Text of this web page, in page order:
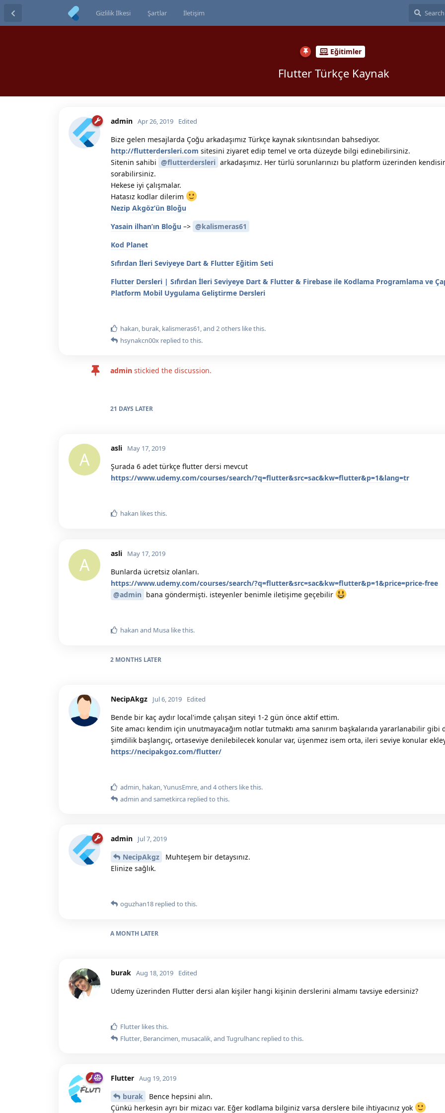
Gizlilik İlkesi Şartlar İletişim
Eğitimler
Flutter Türkçe Kaynak
admin Apr 26, 2019 Edited
Bize gelen mesajlarda Çoğu arkadaşımız Türkçe kaynak sıkıntısından bahsediyor.
http://flutterdersleri.com sitesini ziyaret edip temel ve orta düzeyde bilgi edinebilirsiniz.
Sitenin sahibi @flutterdersleri arkadaşımız. Her türlü sorunlarınızı bu platform üzerinden
sorabilirsiniz.
Hekese iyi çalışmalar.
Hatasız kodlar dilerim
Nezip Akgöz’ün Bloğu
Yasain ilhan’ın Bloğu –> @kalismeras61
Kod Planet
Sıfırdan İleri Seviyeye Dart & Flutter Eğitim Seti
Flutter Dersleri | Sıfırdan İleri Seviyeye Dart & Flutter & Firebase ile Kodlama Programlama ve
Platform Mobil Uygulama Geliştirme Dersleri
hakan, burak, kalismeras61, and 2others like this.
hsynakcn00x replied to this.
admin stickied the discussion.
21 DAYS LATER
A
asli May 17, 2019
Şurada 6 adet türkçe flutter dersi mevcut
https://www.udemy.com/courses/search/?q=flutter&src=sac&kw=flutter&p=1&lang=tr
hakan likes this.
A
asli May 17, 2019
Bunlarda ücretsiz olanları.
https://www.udemy.com/courses/search/?q=flutter&src=sac&kw=flutter&p=1&price=price-free
@admin bana göndermişti. isteyenler benimle iletişime geçebilir
hakan and Musa like this.
2 MONTHS LATER
NecipAkgz Jul 6, 2019 Edited
Bende bir kaç aydır local'imde çalışan siteyi 1-2 gün önce aktif ettim.
Site amacı kendim için unutmayacağım notlar tutmaktı ama sanırım başkalarıda yararlanabilir gibi
şimdilik başlangıç, ortaseviye denilebilecek konular var, üşenmez isem orta, ileri seviye konular
https://necipakgoz.com/flutter/
admin, hakan,YunusEmre, and 4others like this.
admin and sametkirca replied to this.
admin Jul 7, 2019
NecipAkgz
Muhteşem bir detaysınız.
Elinize sağlık.
oguzhan18 replied to this.
A MONTH LATER
burak Aug 18, 2019 Edited
Udemy üzerinden Flutter dersi alan kişiler hangi kişinin derslerini almamı tavsiye edersiniz?
Flutter likes this.
Flutter, Berancimen, musacalik, and Tugrulhanc replied to this.
Flutter Aug 19, 2019
burak
Bence hepsini alın.
Çünkü herkesin ayrı bir mizacı var. Eğer kodlama bilginiz varsa derslere bile ihtiyacınız yok